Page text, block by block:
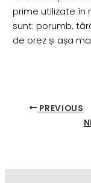
prime utilizate în
sunt: porumb,
de orez și așa
PREVIOUS